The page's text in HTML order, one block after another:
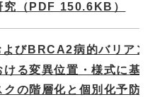
究 （PDF 150.6KB）
びBRCA2病的バリアン
ける変異位置・様式に基
クの階層化と個別化予防